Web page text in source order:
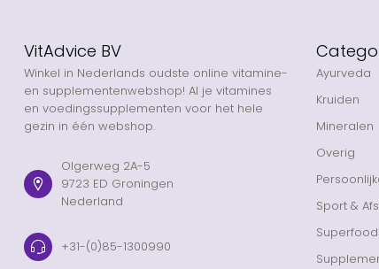
VitAdvice BV
Winkel in Nederlands oudste online vitamine-
en supplementenwebshop! Al je vitamines
en voedingssupplementen voor het hele
gezin in één webshop.
Olgerweg 2A-5
9723 ED Groningen
Nederland
+31-(0)85-1300990
Ayurveda
Kruiden
Mineralen
Overig
Sport &